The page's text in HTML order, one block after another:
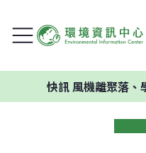
風機離聚落、學校過